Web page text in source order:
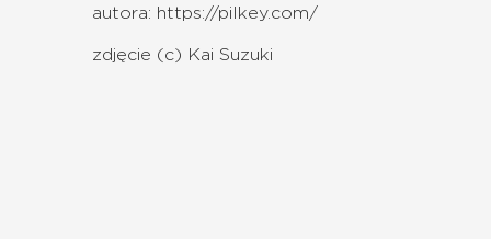
autora: https://pilkey.com/
zdjęcie (c) Kai Suzuki